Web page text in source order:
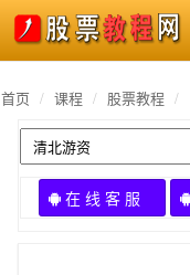
首页 课程 股票教程
在 线 客 服